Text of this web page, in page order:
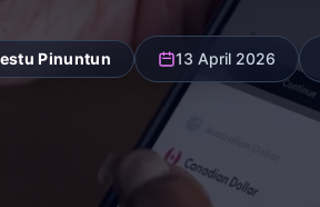
Pinuntun 13 April 2026